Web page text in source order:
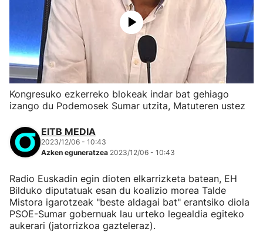
Kongresuko ezkerreko blokeak indar bat gehiago
izango du Podemosek Sumar utzita, Matuteren ustez
EITB MEDIA
2023/12/06 - 10:43
Azken eguneratzea 2023/12/06 - 10:43
Radio Euskadin egin dioten elkarrizketa batean, EH
Bilduko diputatuak esan du koalizio morea Talde
Mistora igarotzeak "beste aldagai bat" erantsiko diola
PSOE-Sumar gobernuak lau urteko legealdia egiteko
aukerari (jatorrizkoa gazteleraz).